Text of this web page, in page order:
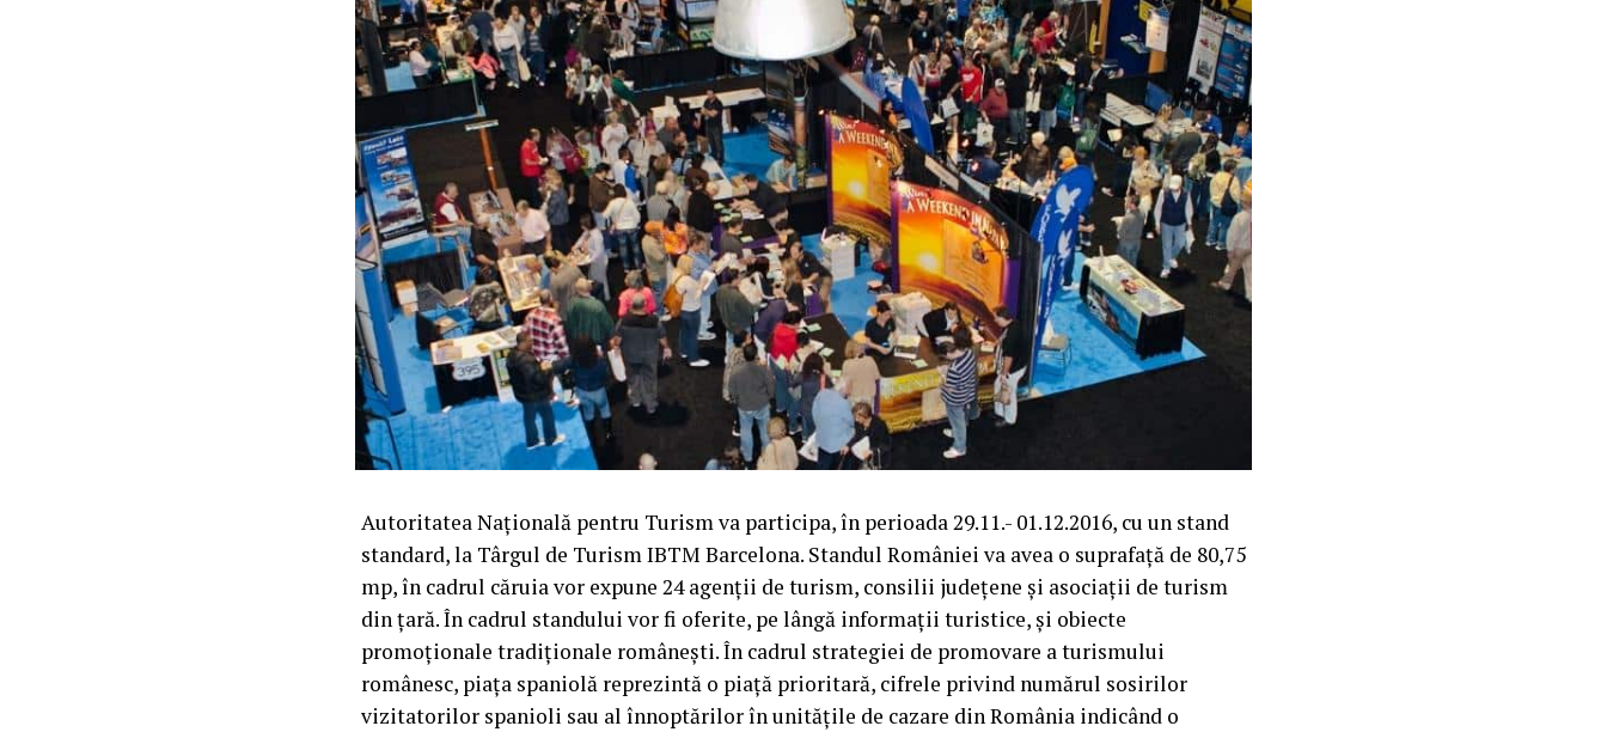
Autoritatea Naţională pentru Turism va participa, în perioada 29.11.- 01.12.2016, cu un stand
standard, la Târgul de Turism IBTM Barcelona. Standul României va avea o suprafață de 80,75
mp, în cadrul căruia vor expune 24 agenţii de turism, consilii judeţene şi asociaţii de turism
din ţară. În cadrul standului vor fi oferite, pe lângă informaţii turistice, şi obiecte
promoţionale tradiţionale româneşti. În cadrul strategiei de promovare a turismului
românesc, piaţa spaniolă reprezintă o piață prioritară, cifrele privind numărul sosirilor
vizitatorilor spanioli sau al înnoptărilor în unitățile de cazare din România indicând o